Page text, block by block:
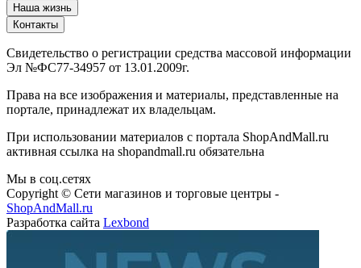
Наша жизнь
Контакты
Свидетельство о регистрации средства массовой информации
Эл №ФС77-34957 от 13.01.2009г.
Права на все изображения и материалы, представленные на
портале, принадлежат их владельцам.
При использовании материалов с портала ShopAndMall.ru
активная ссылка на shopandmall.ru обязательна
Мы в соц.сетях
Copyright © Сети магазинов и торговые центры -
ShopAndMall.ru
Разработка сайта Lexbond